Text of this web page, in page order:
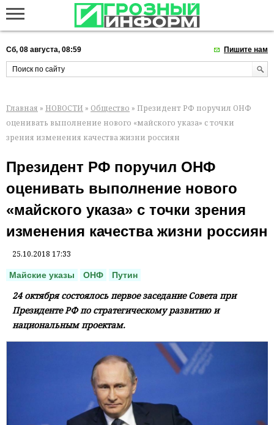
Сб, 08 августа, 08:59 Пишите нам
Главная » НОВОСТИ » Общество » Президент РФ поручил ОНФ
оценивать выполнение нового «майского указа» с точки
зрения изменения качества жизни россиян
Президент РФ поручил ОНФ
оценивать выполнение нового
«майского указа» с точки зрения
изменения качества жизни россиян
25.10.2018 17:33
Майские указы ОНФ Путин
24 октября состоялось первое заседание Совета при
Президенте РФ по стратегическому развитию и
национальным проектам.